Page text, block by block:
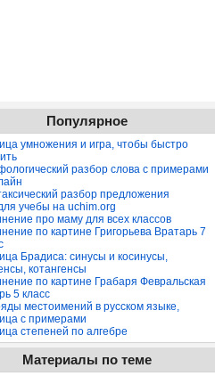
Популярное
умножения и игра, чтобы быстро
разбор слова с примерами
разбор предложения
учебы на uchim.org
про маму для всех классов
по картине Григорьева Вратарь 7
Брадиса: синусы и косинусы,
котангенсы
по картине Грабаря Февральская
5 класс
местоимений в русском языке,
с примерами
степеней по алгебре
Материалы по теме